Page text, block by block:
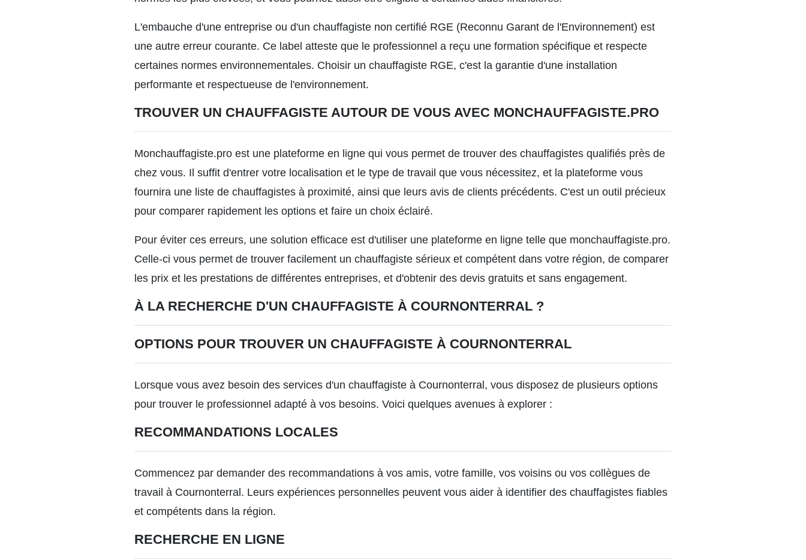
L'embauche d'une entreprise ou d'un chauffagiste non certifié RGE (Reconnu Garant de l'Environnement) est
une autre erreur courante. Ce label atteste que le professionnel a reçu une formation spécifique et respecte
certaines normes environnementales. Choisir un chauffagiste RGE, c'est la garantie d'une installation
performante et respectueuse de l'environnement.
TROUVER UN CHAUFFAGISTE AUTOUR DE VOUS AVEC MONCHAUFFAGISTE.PRO
Monchauffagiste.pro est une plateforme en ligne qui vous permet de trouver des chauffagistes qualifiés près de
chez vous. Il suffit d'entrer votre localisation et le type de travail que vous nécessitez, et la plateforme vous
fournira une liste de chauffagistes à proximité, ainsi que leurs avis de clients précédents. C'est un outil précieux
pour comparer rapidement les options et faire un choix éclairé.
Pour éviter ces erreurs, une solution efficace est d'utiliser une plateforme en ligne telle que monchauffagiste.pro.
Celle-ci vous permet de trouver facilement un chauffagiste sérieux et compétent dans votre région, de comparer
les prix et les prestations de différentes entreprises, et d'obtenir des devis gratuits et sans engagement.
À LA RECHERCHE D'UN CHAUFFAGISTE À COURNONTERRAL ?
OPTIONS POUR TROUVER UN CHAUFFAGISTE À COURNONTERRAL
Lorsque vous avez besoin des services d'un chauffagiste à Cournonterral, vous disposez de plusieurs options
pour trouver le professionnel adapté à vos besoins. Voici quelques avenues à explorer :
RECOMMANDATIONS LOCALES
Commencez par demander des recommandations à vos amis, votre famille, vos voisins ou vos collègues de
travail à Cournonterral. Leurs expériences personnelles peuvent vous aider à identifier des chauffagistes fiables
et compétents dans la région.
RECHERCHE EN LIGNE